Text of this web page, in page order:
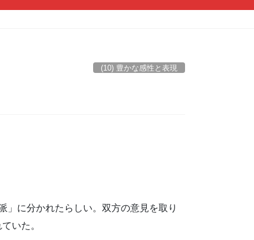
(10) 豊かな感性と表現
」に分かれたらしい。双方の意見を取り
いた。